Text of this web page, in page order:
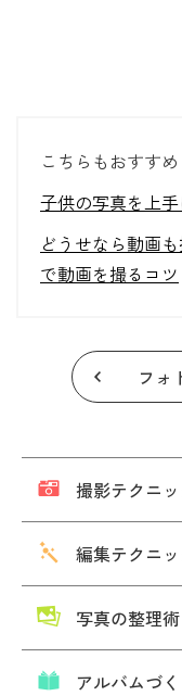
こちらもおすすめ
子供の写真を上
どうせなら動画
で動画を撮るコツ
フォ
撮影テクニ
編集テクニ
写真の整理術
アルバムづく